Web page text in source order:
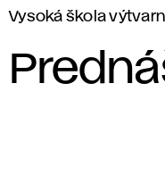
Vysoká škola